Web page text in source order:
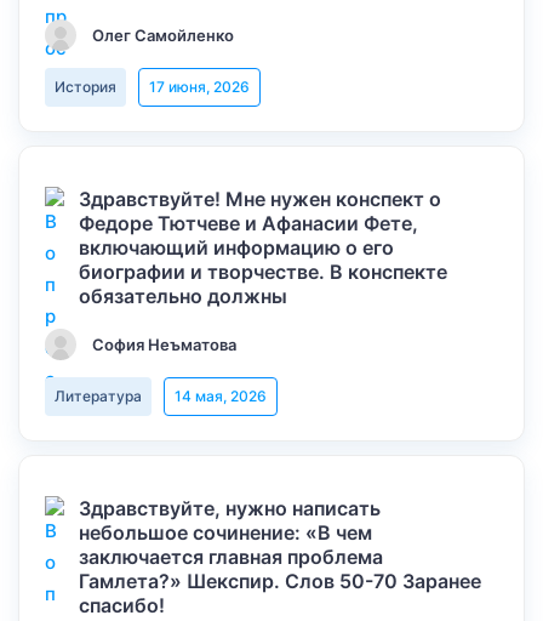
Олег Самойленко
История 17 июня, 2026
Здравствуйте! Мне нужен конспект о
Федоре Тютчеве и Афанасии Фете,
включающий информацию о его
биографии и творчестве. В конспекте
обязательно должны
София Неъматова
Литература 14 мая, 2026
Здравствуйте, нужно написать
небольшое сочинение: «В чем
заключается главная проблема
Гамлета?» Шекспир. Слов 50-70 Заранее
спасибо!